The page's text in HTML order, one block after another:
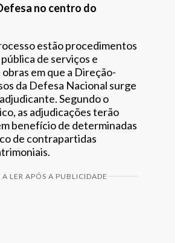
no centro do
estão procedimentos
de serviços e
em que a Direção-
da Defesa Nacional surge
Segundo o
as adjudicações terão
benefício de determinadas
de contrapartidas
LER APÓS A PUBLICIDADE